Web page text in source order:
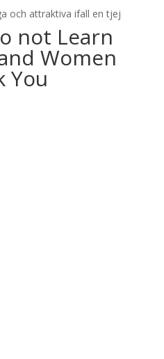
och attraktiva ifall en tjej
not Learn
Women
You